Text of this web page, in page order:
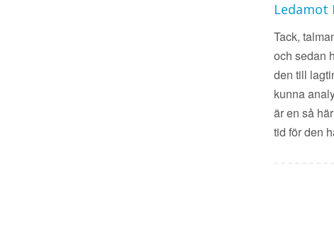
Ledamot
Tack,
och sedan
den till
kunna
är en så
tid för den